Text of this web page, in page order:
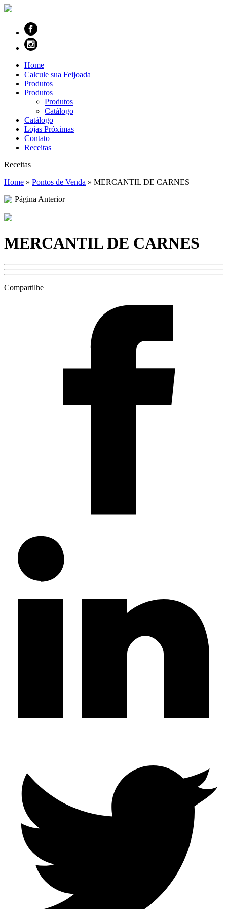
Home
Calcule sua Feijoada
Produtos
Produtos
Produtos
Catálogo
Catálogo
Lojas Próximas
Contato
Receitas
Receitas
Home » Pontos de Venda » MERCANTIL DE CARNES
Página Anterior
MERCANTIL DE CARNES
Compartilhe